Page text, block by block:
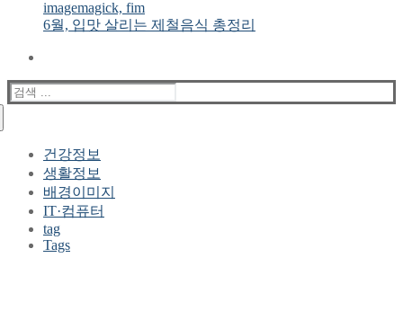
imagemagick, fim
6월, 입맛 살리는 제철음식 총정리
검
색
건강정보
생활정보
배경이미지
IT·컴퓨터
tag
Tags